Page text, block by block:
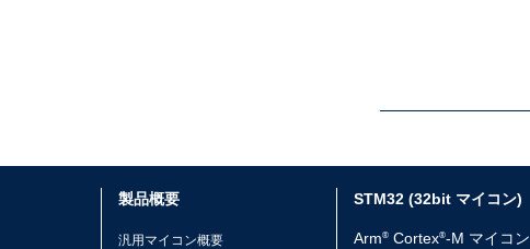
製品概要
汎用マイコン概要
STM32 (32bit マイコン)
Arm® Cortex®-M マイコン